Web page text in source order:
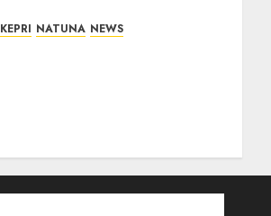
KEPRI NATUNA NEWS
07/08/2026 0